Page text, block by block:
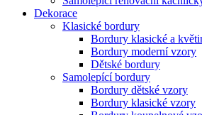
Dekorace
Klasické bordury
Bordury klasické a
Bordury moderní vzory
Dětské bordury
Samolepící bordury
Bordury dětské vzory
Bordury klasické vzory